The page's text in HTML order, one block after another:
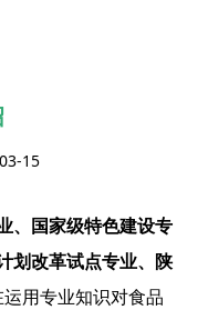
15
、国家级特色建设专
划改革试点专业、陕
用专业知识对食品